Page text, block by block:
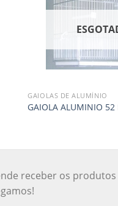
GAIOLAS DE ALUMÍNIO
GAIOLA ALUMINIO 52
receber os produtos